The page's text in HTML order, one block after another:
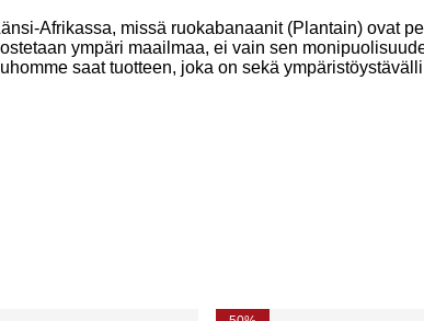
Afrikassa, missä ruokabanaanit (Plantain) ovat
ympäri maailmaa, ei vain sen
saat tuotteen, joka on sekä